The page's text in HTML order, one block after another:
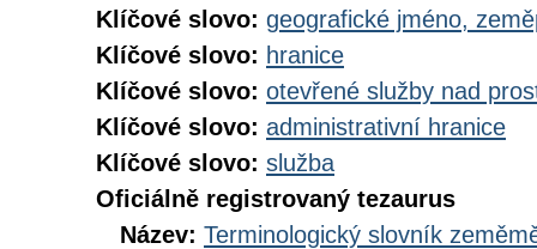
Klíčové slovo: geografické jméno,
Klíčové slovo: hranice
Klíčové slovo: otevřené služby nad
Klíčové slovo: administrativní hranice
Klíčové slovo: služba
Oficiálně registrovaný tezaurus
Název: Terminologický slovník